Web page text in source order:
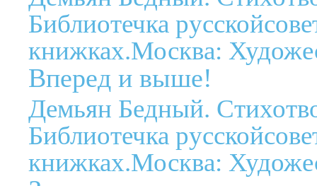
Библиотечка
книжках.Москва:
Вперед и выше!
Демьян Бедный.
Библиотечка
книжках.Москва: